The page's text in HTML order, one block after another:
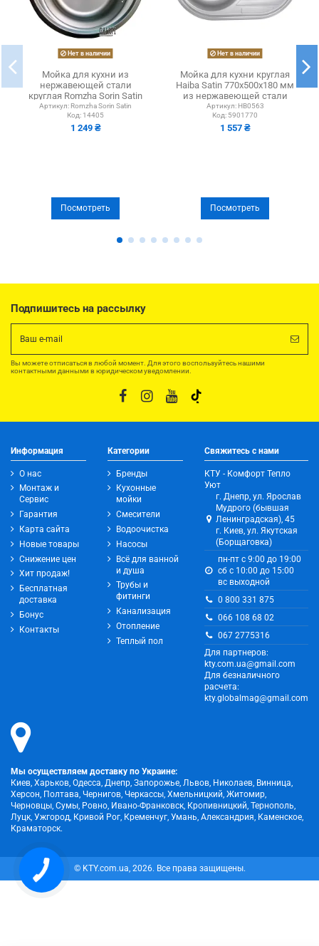
Нет в наличии
Мойка для кухни из
нержавеющей стали
круглая Romzha Sorin Satin
Артикул: Romzha Sorin Satin
Код: 14405
1 249 ₴
Посмотреть
Нет в наличии
Мойка для кухни круглая
Haiba Satin 770x500x180 мм
из нержавеющей стали
Артикул: HB0563
Код: 5901770
1 557 ₴
Посмотреть
Подпишитесь на рассылку
Вы можете отписаться в любой момент. Для этого воспользуйтесь нашими
контактными данными в юридическом уведомлении.
Информация
О нас
Монтаж и
Сервис
Гарантия
Карта сайта
Новые товары
Снижение цен
Хит продаж!
Бесплатная
доставка
Бонус
Контакты
Категории
Бренды
Кухонные
мойки
Смесители
Водоочистка
Насосы
Всё для ванной
и душа
Трубы и
фитинги
Канализация
Отопление
Теплый пол
Свяжитесь с нами
КТУ - Комфорт Тепло
Уют
г. Днепр, ул. Ярослав
Мудрого (бывшая
Ленинградская), 45
г. Киев, ул. Якутская
(Борщаговка)
пн-пт с 9:00 до 19:00
сб с 10:00 до 15:00
вс выходной
0 800 331 875
066 108 68 02
067 2775316
Для партнеров:
kty.com.ua@gmail.com
Для безналичного
расчета:
kty.globalmag@gmail.com
Мы осуществляем доставку по Украине:
Киев, Харьков, Одесса, Днепр, Запорожье, Львов, Николаев, Винница,
Херсон, Полтава, Чернигов, Черкассы, Хмельницкий, Житомир,
Черновцы, Сумы, Ровно, Ивано-Франковск, Кропивницкий, Тернополь,
Луцк, Ужгород, Кривой Рог, Кременчуг, Умань, Александрия, Каменское,
Краматорск.
© KTY.com.ua, 2026. Все права защищены.
КНОПКА
ЗВ'ЯЗКУ